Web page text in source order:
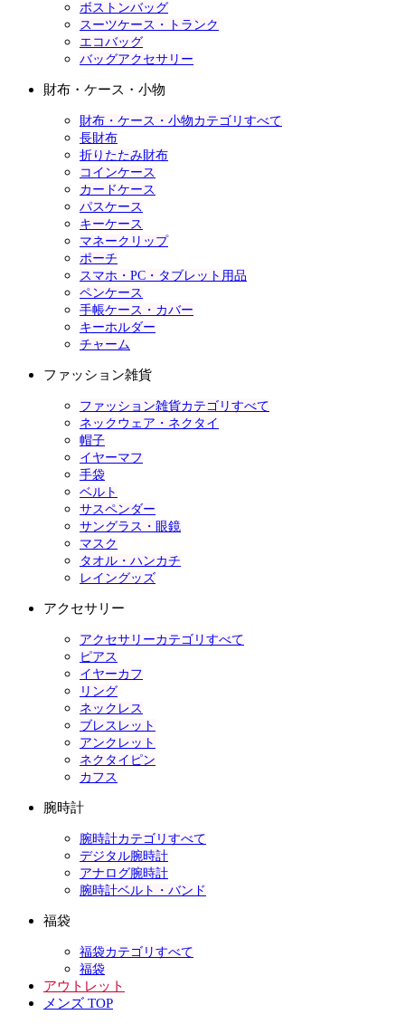
ボストンバッグ
スーツケース・トランク
エコバッグ
バッグアクセサリー
財布・ケース・小物
財布・ケース・小物カテゴリすべて
長財布
折りたたみ財布
コインケース
カードケース
パスケース
キーケース
マネークリップ
ポーチ
スマホ・PC・タブレット用品
ペンケース
手帳ケース・カバー
キーホルダー
チャーム
ファッション雑貨
ファッション雑貨カテゴリすべて
ネックウェア・ネクタイ
帽子
イヤーマフ
手袋
ベルト
サスペンダー
サングラス・眼鏡
マスク
タオル・ハンカチ
レイングッズ
アクセサリー
アクセサリーカテゴリすべて
ピアス
イヤーカフ
リング
ネックレス
ブレスレット
アンクレット
ネクタイピン
カフス
腕時計
腕時計カテゴリすべて
デジタル腕時計
アナログ腕時計
腕時計ベルト・バンド
福袋
福袋カテゴリすべて
福袋
アウトレット
メンズ TOP